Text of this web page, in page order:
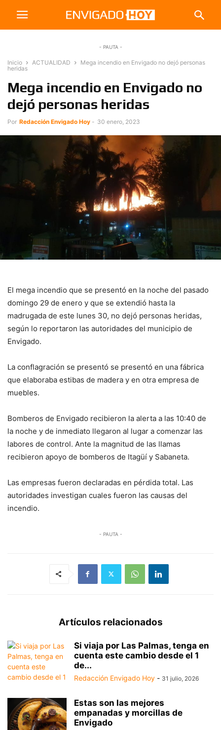
- PAUTA -
Inicio ACTUALIDAD
Mega incendio en Envigado no dejó personas
heridas
Mega incendio en Envigado no
dejó personas heridas
Por Redacción Envigado Hoy - 30 enero, 2023
El mega incendio que se presentó en la noche del pasado
domingo 29 de enero y que se extendió hasta la
madrugada de este lunes 30, no dejó personas heridas,
según lo reportaron las autoridades del municipio de
Envigado.
La conflagración se presentó se presentó en una fábrica
que elaboraba estibas de madera y en otra empresa de
muebles.
Bomberos de Envigado recibieron la alerta a las 10:40 de
la noche y de inmediato llegaron al lugar a comenzar las
labores de control. Ante la magnitud de las llamas
recibieron apoyo de bomberos de Itagüí y Sabaneta.
Las empresas fueron declaradas en pérdida total. Las
autoridades investigan cuales fueron las causas del
incendio.
- PAUTA -
Artículos relacionados
Si viaja por Las Palmas, tenga en
cuenta este cambio desde el 1
de...
Redacción Envigado Hoy - 31 julio, 2026
Estas son las mejores
empanadas y morcillas de
Envigado